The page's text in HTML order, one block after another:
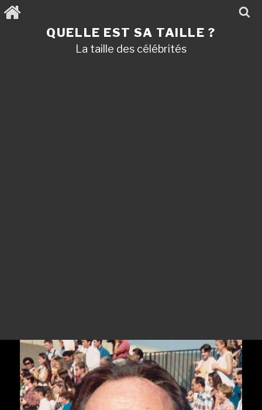
Aller
au
QUELLE EST SA TAILLE ?
La taille des célébrités